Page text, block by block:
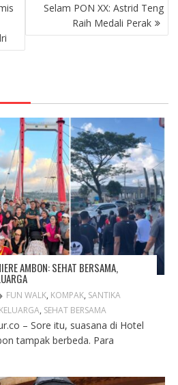
Selam PON XX: Astrid Teng
Raih Medali Perak
AMBON: SEHAT BERSAMA,
FUN WALK, KOMPAK, SANTIKA
, SEHAT BERSAMA
– Sore itu, suasana di Hotel
tampak berbeda. Para